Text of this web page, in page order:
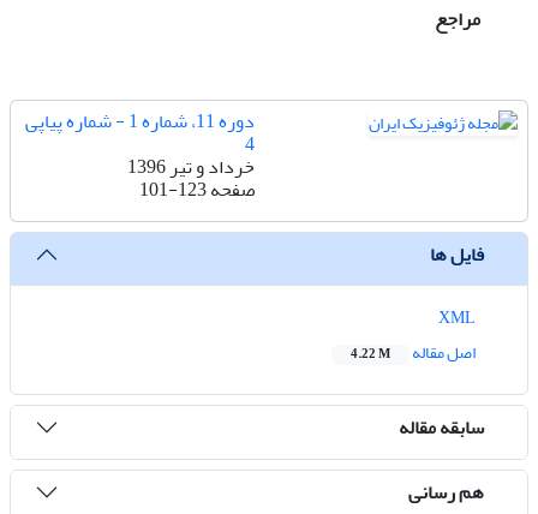
مراجع
دوره 11، شماره 1 - شماره پیاپی
4
خرداد و تیر 1396
صفحه101-123
فایل ها
اصل مقاله
4.22 M
سابقه مقاله
هم رسانی